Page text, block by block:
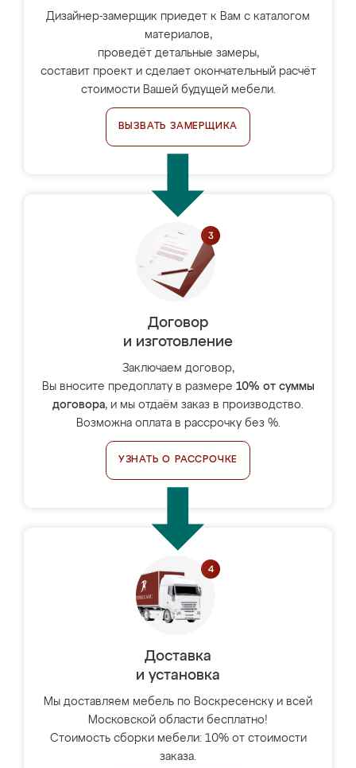
Дизайнер-замерщик приедет к Вам с каталогом
материалов,
проведёт детальные замеры,
составит проект и сделает окончательный расчёт
стоимости Вашей будущей мебели.
ВЫЗВАТЬ ЗАМЕРЩИКА
Договор
и изготовление
Заключаем договор,
Вы вносите предоплату в размере 10% от суммы
договора, и мы отдаём заказ в производство.
Возможна оплата в рассрочку без %.
УЗНАТЬ О РАССРОЧКЕ
Доставка
и установка
Мы доставляем мебель по Воскресенску и всей
Московской области бесплатно!
Стоимость сборки мебели: 10% от стоимости
заказа.